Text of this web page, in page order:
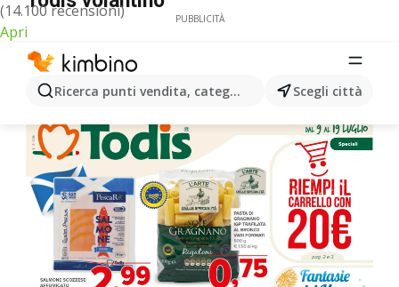
(14.100 recensioni)
Apri
Ricerca punti vendita, categorie, prodotti...Scegli città
PUBBLICITÀ